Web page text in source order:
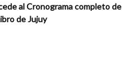
al Cronograma completo de
de Jujuy